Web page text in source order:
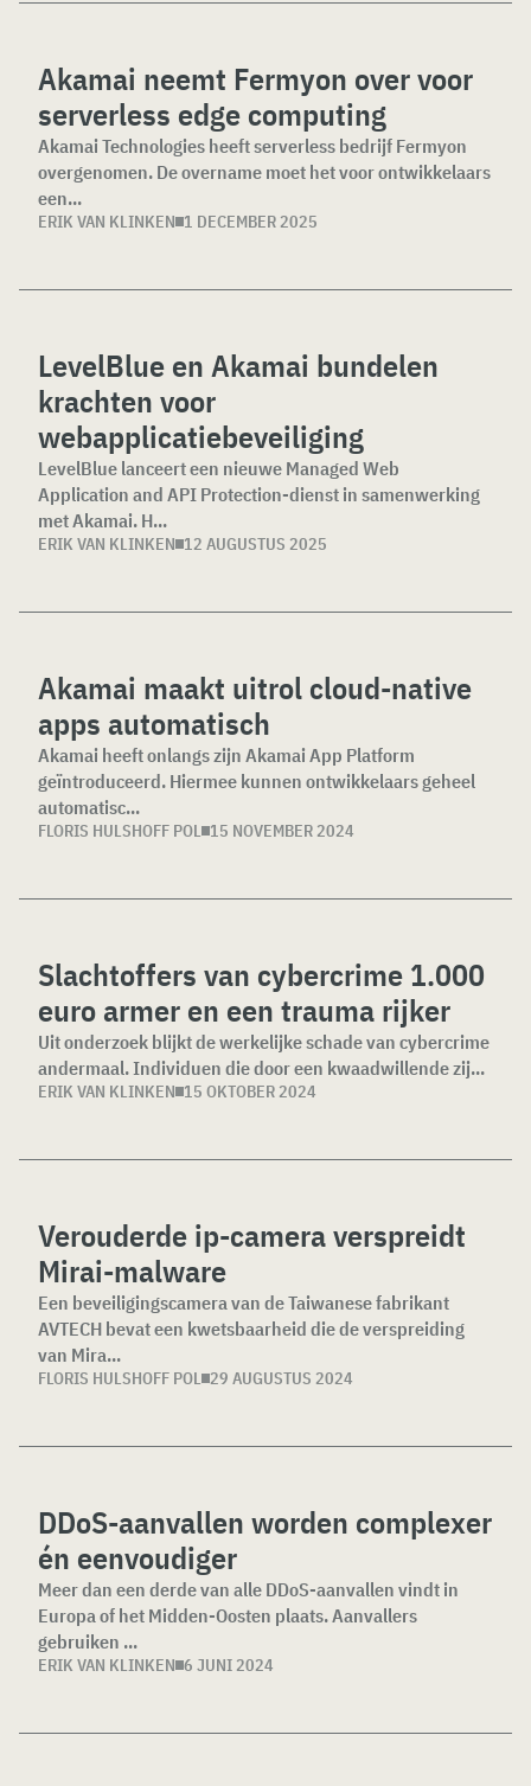
Akamai neemt Fermyon over voor
serverless edge computing
Akamai Technologies heeft serverless bedrijf Fermyon
overgenomen. De overname moet het voor ontwikkelaars
een...
ERIK VAN KLINKEN 1 DECEMBER 2025
LevelBlue en Akamai bundelen
krachten voor
webapplicatiebeveiliging
LevelBlue lanceert een nieuwe Managed Web
Application and API Protection-dienst in samenwerking
met Akamai. H...
ERIK VAN KLINKEN 12 AUGUSTUS 2025
Akamai maakt uitrol cloud-native
apps automatisch
Akamai heeft onlangs zijn Akamai App Platform
geïntroduceerd. Hiermee kunnen ontwikkelaars geheel
automatisc...
FLORIS HULSHOFF POL 15 NOVEMBER 2024
Slachtoffers van cybercrime 1.000
euro armer en een trauma rijker
Uit onderzoek blijkt de werkelijke schade van cybercrime
andermaal. Individuen die door een kwaadwillende zij...
ERIK VAN KLINKEN 15 OKTOBER 2024
Verouderde ip-camera verspreidt
Mirai-malware
Een beveiligingscamera van de Taiwanese fabrikant
AVTECH bevat een kwetsbaarheid die de verspreiding
van Mira...
FLORIS HULSHOFF POL 29 AUGUSTUS 2024
DDoS-aanvallen worden complexer
én eenvoudiger
Meer dan een derde van alle DDoS-aanvallen vindt in
Europa of het Midden-Oosten plaats. Aanvallers
gebruiken ...
ERIK VAN KLINKEN 6 JUNI 2024